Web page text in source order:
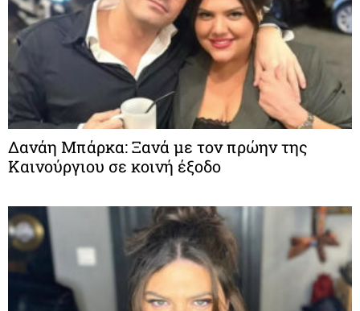
Δανάη Μπάρκα: Ξανά με τον πρώην της
Καινούργιου σε κοινή έξοδο